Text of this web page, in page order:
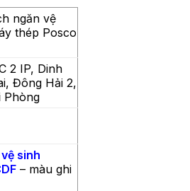
ngăn vệ
thép Posco
2 IP, Dinh
Đông Hải 2,
Phòng
sinh
– màu ghi